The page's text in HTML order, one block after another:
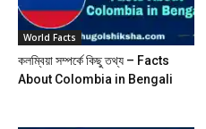
World Facts
কলম্বিয়া সম্পর্কে কিছু তথ্য – Facts
About Colombia in Bengali